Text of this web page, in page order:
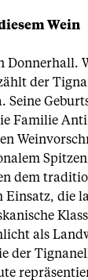
Wein
Donnerhall.
der
Seine
Familie
dem
Einsatz, die
als
der